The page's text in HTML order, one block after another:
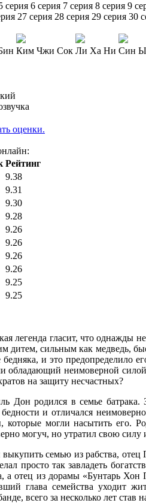
серия 6 серия 7 серия 8 серия 9
27 серия 28 серия 29 серия 30
Ким Чжи Сок Ли Ха Ни Син
оценки.
Рейтинг
9.38
9.31
9.30
9.28
9.26
9.26
9.26
9.26
9.25
9.25
легенда гласит, что однажды
дитем, сильным как медведь,
бедняка, и это предопределило
обладающий неимоверной
на защиту несчастных?
Дон родился в семье батрака.
бедности и отличался
которые могли насытить его.
могуч, но утратил свою силу
семью из рабства,
просто так завладеть
а отец из дорамы «Бунтарь Хон
глава семейства уходит
всего за несколько лет